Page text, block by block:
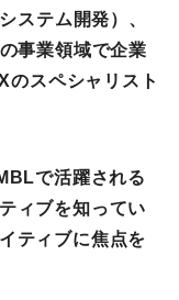
ステム開発）、
事業領域で企業
のスペシャリスト
で活躍される
ィブを知ってい
ティブに焦点を